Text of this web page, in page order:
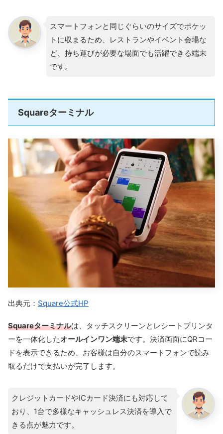
スマートフォンと同じぐらいのサイズでポケッ
トに収まるため、レストランやイベント会場な
ど、持ち運びが必要な場面でも活躍できる端末
です。
Squareターミナル
出典元： Square公式HP
Squareターミナルは、タッチスクリーンとレシートプリンタ
ーを一体化したオールインワン端末です。決済画面にQRコー
ドを表示できるため、お客様は自分のスマートフォンで読み
取るだけで支払いが完了します。
クレジットカードやICカード決済にも対応して
おり、1台で多様なキャッシュレス決済を導入で
きる点が魅力です。